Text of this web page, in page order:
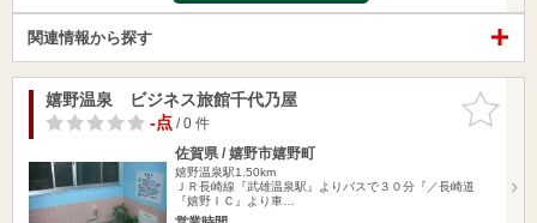
関連情報から探す
お気に入
りに追加
嬉野温泉 ビジネス旅館千代乃屋
-点/ 0 件
佐賀県 / 嬉野市嬉野町
嬉野温泉駅1.50km
ＪＲ長崎線『武雄温泉駅』よりバスで３０分『／長崎道
『嬉野ＩＣ』より車…